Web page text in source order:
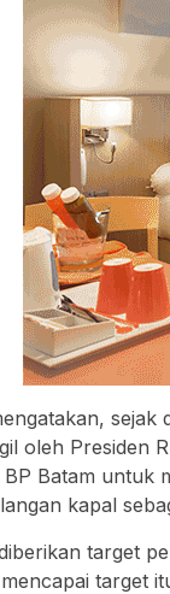
sejak
oleh Presiden
BP Batam untuk
kapal
target
target